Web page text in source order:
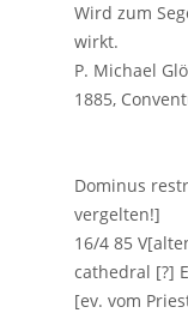
Wird zum
wirkt.
P. Michael
1885,
Dominus
vergelten!]
16/4 85
cathedral [?]
[ev. vom